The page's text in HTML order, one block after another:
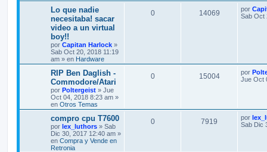
Lo que nadie
necesitaba! sacar
video a un virtual
boy!!
por Capitan Harlock »
Sab Oct 20, 2018 11:19
am » en Hardware
0 14069 por
Sab Oct
RIP Ben Daglish -
Commodore/Atari
por Poltergeist » Jue
Oct 04, 2018 8:23 am »
en Otros Temas
0 15004 por
Jue Oct
compro cpu T7600
por lex_luthors » Sab
Dic 30, 2017 12:40 am »
en Compra y Vende en
Retronia
0 7919 por
Sab Dic